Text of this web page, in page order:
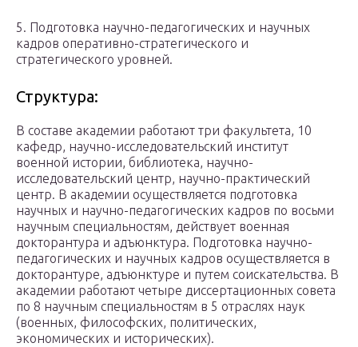
5. Подготовка научно-педагогических и научных
кадров оперативно-стратегического и
стратегического уровней.
Структура:
В составе академии работают три факультета, 10
кафедр, научно-исследовательский институт
военной истории, библиотека, научно-
исследовательский центр, научно-практический
центр. В академии осуществляется подготовка
научных и научно-педагогических кадров по восьми
научным специальностям, действует военная
докторантура и адъюнктура. Подготовка научно-
педагогических и научных кадров осуществляется в
докторантуре, адъюнктуре и путем соискательства. В
академии работают четыре диссертационных совета
по 8 научным специальностям в 5 отраслях наук
(военных, философских, политических,
экономических и исторических).